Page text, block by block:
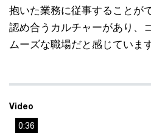
抱いた業務に従事することが
認め合うカルチャーがあり、
ムーズな職場だと感じています
0:36
Video